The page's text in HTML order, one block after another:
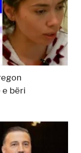
e bëri